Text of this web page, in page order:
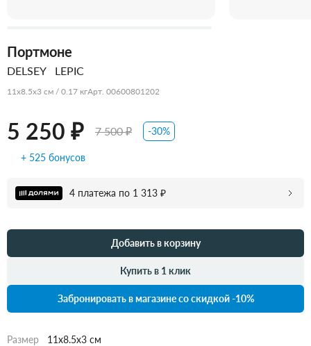
Портмоне
DELSEY LEPIC
11x8.5x3 см / 0.17 кгАрт. 00600801202
5 250 ₽ 7 500 ₽ -30%
+ 525 бонусов
4 платежа по 1 313 ₽
Добавить в корзину
Купить в 1 клик
Забронировать в магазине со скидкой -10%
Размер
11x8.5x3 см